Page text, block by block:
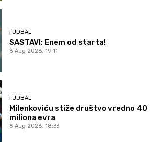
FUDBAL
SASTAVI: Enem od starta!
8 Aug 2026. 19:11
FUDBAL
Milenkoviću stiže društvo vredno 40
miliona evra
8 Aug 2026. 18:33